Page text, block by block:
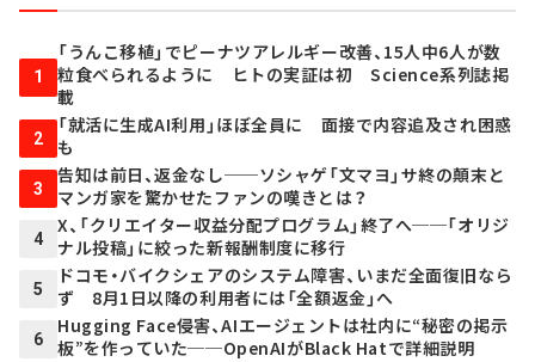
1
「うんこ移植」でピーナツアレルギー改善、15人中6人が数
粒食べられるように ヒトの実証は初 Science系列誌掲
載
2
「就活に生成AI利用」ほぼ全員に 面接で内容追及され困惑
も
3
告知は前日、返金なし──ソシャゲ「文マヨ」サ終の顛末と
マンガ家を驚かせたファンの嘆きとは？
4
X、「クリエイター収益分配プログラム」終了へ──「オリジ
ナル投稿」に絞った新報酬制度に移行
5
ドコモ・バイクシェアのシステム障害、いまだ全面復旧なら
ず 8月1日以降の利用者には「全額返金」へ
6
Hugging Face侵害、AIエージェントは社内に“秘密の掲示
板”を作っていた──OpenAIがBlack Hatで詳細説明